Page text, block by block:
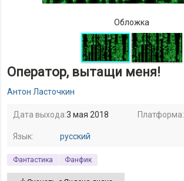
Обложка
Оператор, вытащи меня!
Антон Ласточкин
Дата выхода:3 мая 2018 Платформа:
Язык:
русский
Фантастика Фанфик